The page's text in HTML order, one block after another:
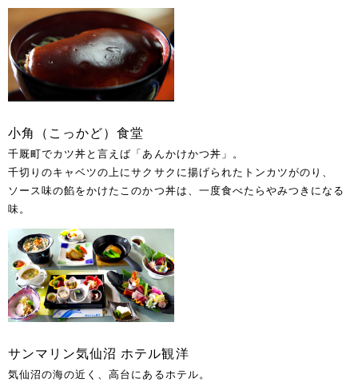
小角（こっかど）食堂
千厩町でカツ丼と言えば「あんかけかつ丼」。
千切りのキャベツの上にサクサクに揚げられたトンカツがのり、
ソース味の餡をかけたこのかつ丼は、一度食べたらやみつきになる
味。
サンマリン気仙沼 ホテル観洋
気仙沼の海の近く、高台にあるホテル。